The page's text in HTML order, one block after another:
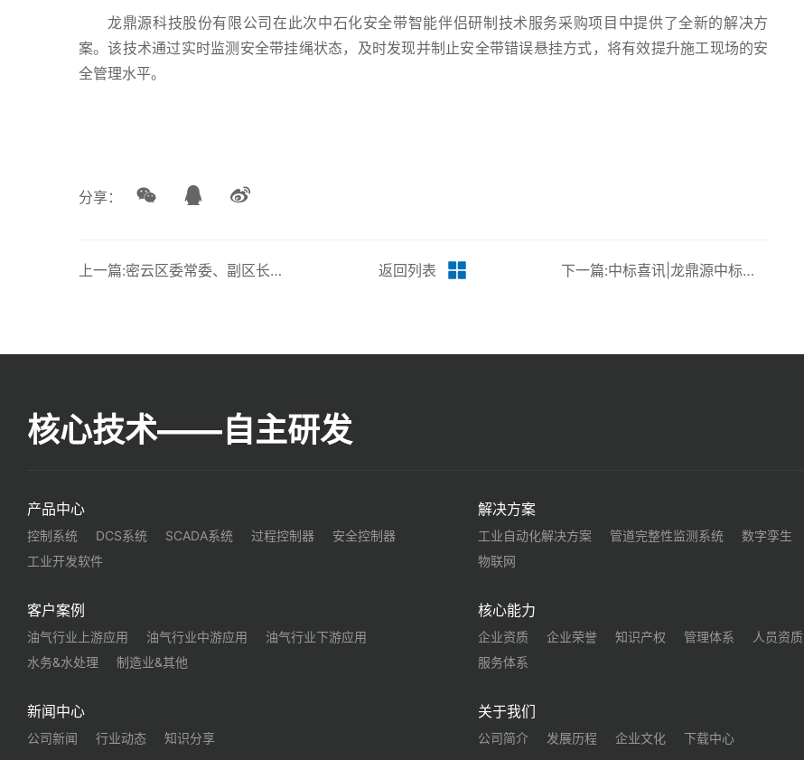
龙鼎源科技股份有限公司在此次中石化安全带智能伴侣研制技术服务采购项目中提供了全新的解决方
案。该技术通过实时监测安全带挂绳状态，及时发现并制止安全带错误悬挂方式，将有效提升施工现场的安
全管理水平。
分享：
上一篇:密云区委常委、副区长于德泉带队密云科委、发改委、财政局及开发区有关领导莅临龙鼎源指导参观 返回列表 下一篇:中标喜讯|龙鼎源中标我国最长二氧化碳输送管道应力数据采集系统
核心技术——自主研发
产品中心
控制系统 DCS系统 SCADA系统 过程控制器
安全控制器
工业开发软件
解决方案
工业自动化解决方案 管道完整性监测系统 数字孪生
物联网
客户案例
油气行业上游应用 油气行业中游应用
油气行业下游应用
水务&水处理
制造业&其他
核心能力
企业资质 企业荣誉 知识产权 管理体系 人员资质
服务体系
新闻中心
公司新闻 行业动态 知识分享
关于我们
公司简介 发展历程 企业文化 下载中心